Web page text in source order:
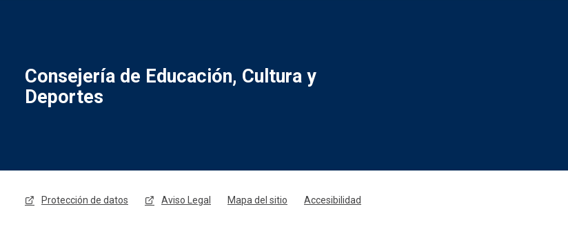
Consejería de Educación, Cultura y
Deportes
Protección de datos Aviso Legal Mapa del sitio Accesibilidad